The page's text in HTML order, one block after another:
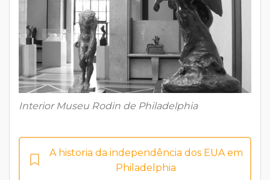
Interior Museu Rodin de Philadelphia
A historia da independência dos EUA em
Philadelphia